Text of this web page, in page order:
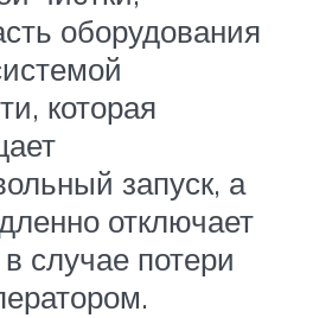
оборудования
которая
запуск, а
отключает
случае потери